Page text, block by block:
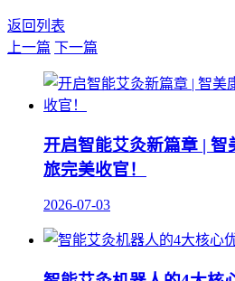
返回列表
上一篇 下一篇
开启智能艾灸新篇章 |
旅完美收官！
2026-07-03